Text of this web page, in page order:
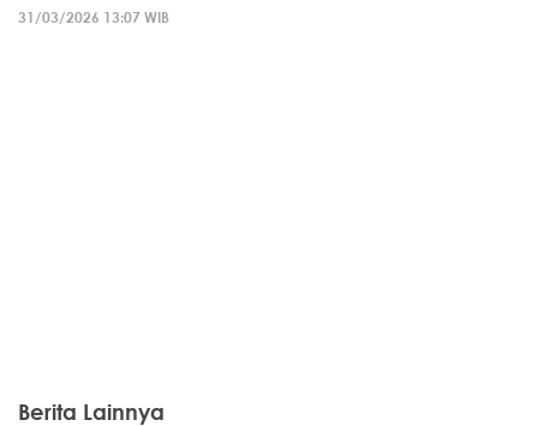
31/03/2026 13:07 WIB
Berita Lainnya